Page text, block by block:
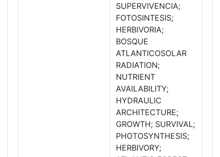
SUPERVIVENCIA;
FOTOSINTESIS;
HERBIVORIA;
BOSQUE
ATLANTICOSOLAR
RADIATION;
NUTRIENT
AVAILABILITY;
HYDRAULIC
ARCHITECTURE;
GROWTH; SURVIVAL;
PHOTOSYNTHESIS;
HERBIVORY;